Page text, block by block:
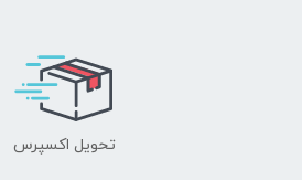
تحویل اکسپرس